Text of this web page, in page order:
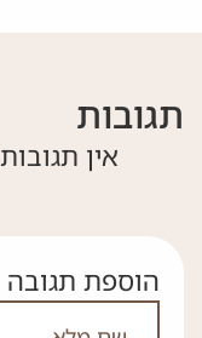
תגובות
אין
אם אתה לא
הוספת תגובה